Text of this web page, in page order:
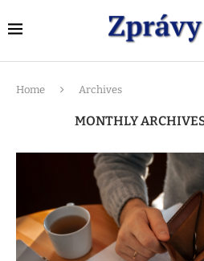
Home Archives
MONTHLY